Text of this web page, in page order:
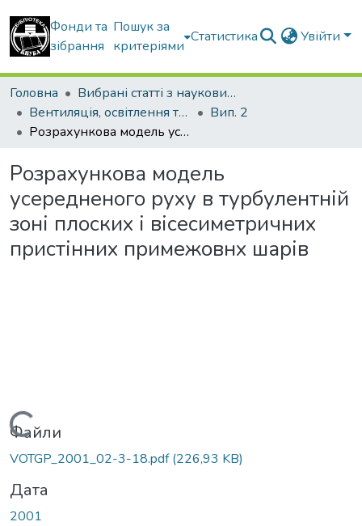
Фонди та
зібрання
Пошук за
критеріями
Статистика Увійти
Головна
Вибрані статті з наукових збірників КНУБА
Вентиляція, освітлення та теплогазопостачання
Вип. 2
Розрахункова модель усередненого руху в турбулентній зоні плоских і вісесиметричних пристінних примежовнх шарів
Розрахункова модель
усередненого руху в турбулентній
зоні плоских і вісесиметричних
пристінних примежовнх шарів
Вантажиться...
Файли
VOTGP_2001_02-3-18.pdf(226,93 KB)
Дата
2001